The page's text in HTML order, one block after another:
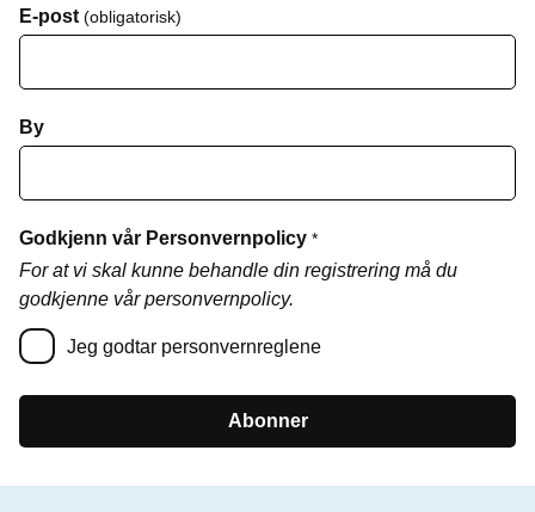
E-post (obligatorisk)
By
Godkjenn vår Personvernpolicy *
For at vi skal kunne behandle din registrering må du
godkjenne vår personvernpolicy.
Jeg godtar personvernreglene
Abonner